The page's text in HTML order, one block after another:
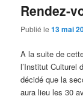
Rendez-
Publié le13 mai
A la suite de
l’Institut Culturel
décidé que la
aura lieu les 30